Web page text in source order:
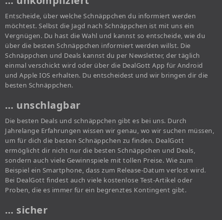
Entscheide, über welche Schnäppchen du informiert werden
möchtest. Selbst die Jagd nach Schnäppchen ist mit uns ein
Vergnügen. Du hast die Wahl und kannst so entscheide, wie du
über die besten Schnäppchen informiert werden willst. Die
Schnäppchen und Deals kannst du per Newsletter, der täglich
einmal verschickt wird oder über die DealGott App für Android
und Apple IOS erhalten. Du entscheidest und wir bringen dir die
besten Schnäppchen.
… unschlagbar
Die besten Deals und schnäppchen gibt es bei uns. Durch
Jahrelange Erfahrungen wissen wir genau, wo wir suchen müssen,
um für dich die besten Schnäppchen zu finden. DealGott
ermöglicht dir nicht nur die besten Schnäppchen und Deals,
sondern auch viele Gewinnspiele mit tollen Preise. Wie zum
Beispiel ein Smartphone, dass zum Release-Datum verlost wird.
Bei DealGott findest auch viele kostenlose Test-Artikel oder
Proben, die es immer für ein begrenztes Kontingent gibt.
… sicher